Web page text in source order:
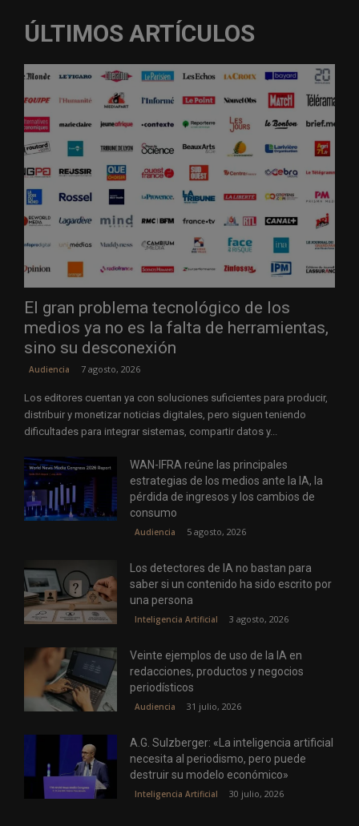
ÚLTIMOS ARTÍCULOS
El gran problema tecnológico de los
medios ya no es la falta de herramientas,
sino su desconexión
Audiencia 7 agosto, 2026
Los editores cuentan ya con soluciones suficientes para producir,
distribuir y monetizar noticias digitales, pero siguen teniendo
dificultades para integrar sistemas, compartir datos y...
WAN-IFRA reúne las principales
estrategias de los medios ante la IA, la
pérdida de ingresos y los cambios de
consumo
Audiencia 5 agosto, 2026
Los detectores de IA no bastan para
saber si un contenido ha sido escrito por
una persona
Inteligencia Artificial 3 agosto, 2026
Veinte ejemplos de uso de la IA en
redacciones, productos y negocios
periodísticos
Audiencia 31 julio, 2026
A.G. Sulzberger: «La inteligencia artificial
necesita al periodismo, pero puede
destruir su modelo económico»
Inteligencia Artificial 30 julio, 2026